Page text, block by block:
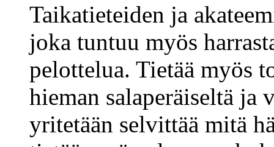
Taikatieteiden ja
joka tuntuu myös
pelottelua. Tietää myös
hieman salaperäiseltä
yritetään selvittää mitä